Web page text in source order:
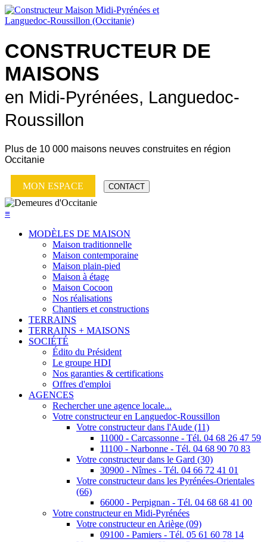
CONSTRUCTEUR DE
MAISONS
en Midi-Pyrénées, Languedoc-
Roussillon
Plus de 10 000 maisons neuves construites en région
Occitanie
MON ESPACE CONTACT
≡
MODÈLES DE MAISON
Maison traditionnelle
Maison contemporaine
Maison plain-pied
Maison à étage
Maison Cocoon
Nos réalisations
Chantiers et constructions
TERRAINS
TERRAINS + MAISONS
SOCIÉTÉ
Édito du Président
Le groupe HDI
Nos garanties & certifications
Offres d'emploi
AGENCES
Rechercher une agence locale...
Votre constructeur en Languedoc-Roussillon
Votre constructeur dans l'Aude (11)
11000 - Carcassonne - Tél. 04 68 26 47 59
11100 - Narbonne - Tél. 04 68 90 70 83
Votre constructeur dans le Gard (30)
30900 - Nîmes - Tél. 04 66 72 41 01
Votre constructeur dans les Pyrénées-Orientales
(66)
66000 - Perpignan - Tél. 04 68 68 41 00
Votre constructeur en Midi-Pyrénées
Votre constructeur en Ariège (09)
09100 - Pamiers - Tél. 05 61 60 78 14